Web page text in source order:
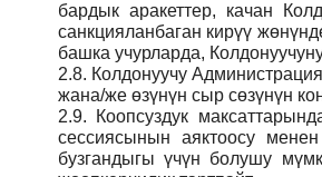
бардык аракеттер, качан
санкцияланбаган кирүү
башка учурларда,
2.8. Колдонуучу
жана/же өзүнүн сыр сөзүнүн
2.9. Коопсуздук
сессиясынын аяктоосу
бузгандыгы үчүн болушу